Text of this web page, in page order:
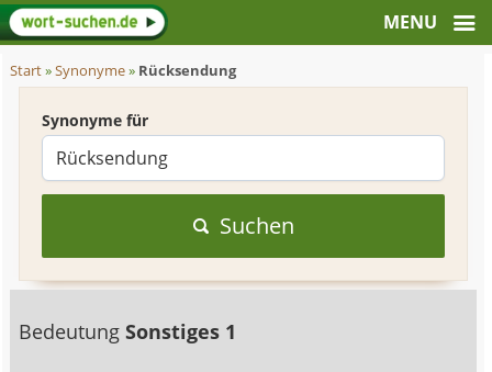
Start»Synonyme» Rücksendung
Synonyme für
Suchen
BedeutungSonstiges 1